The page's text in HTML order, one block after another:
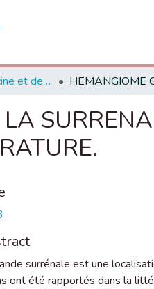
Faculté de Médecine et de Pharmacie - Rabat
surrénale est une
ont été rapportés dans la